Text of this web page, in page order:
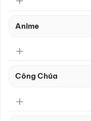
Anime
Công Chúa